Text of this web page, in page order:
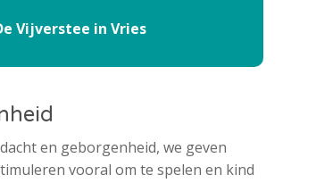
Vijverstee in Vries
en geborgenheid, we geven
vooral om te spelen en kind